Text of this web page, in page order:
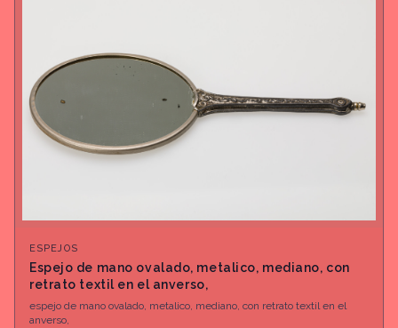
ESPEJOS
Espejo de mano ovalado, metalico, mediano, con
retrato textil en el anverso,
espejo de mano ovalado, metalico, mediano, con retrato textil en el
anverso,